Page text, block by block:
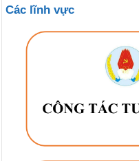
Các lĩnh vực